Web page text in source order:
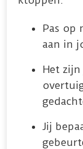
Pas op
aan in
Het
Jij